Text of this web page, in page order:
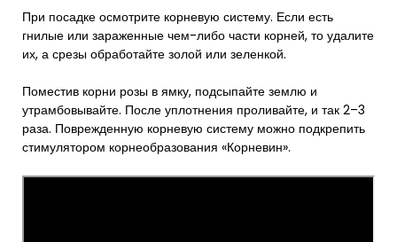
При посадке осмотрите корневую систему. Если есть
гнилые или зараженные чем-либо части корней, то удалите
их, а срезы обработайте золой или зеленкой.
Поместив корни розы в ямку, подсыпайте землю и
утрамбовывайте. После уплотнения проливайте, и так 2–3
раза. Поврежденную корневую систему можно подкрепить
стимулятором корнеобразования «Корневин».